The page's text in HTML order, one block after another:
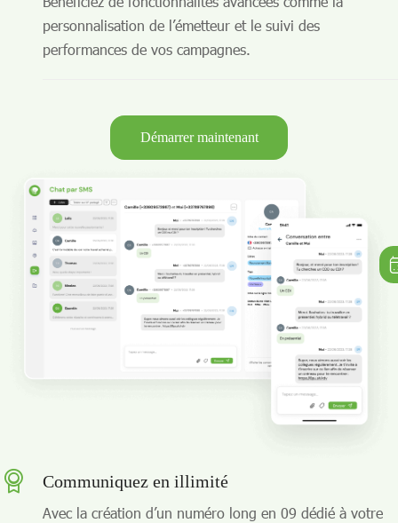
personnalisation de l’émetteur et le suivi des
performances de vos campagnes.
Démarrer maintenant
Communiquez en illimité
Avec la création d’un numéro long en 09 dédié à votre